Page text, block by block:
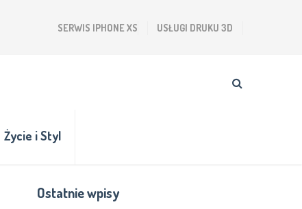
SERWIS IPHONE XS USŁUGI DRUKU 3D
Życie i Styl
Ostatnie wpisy